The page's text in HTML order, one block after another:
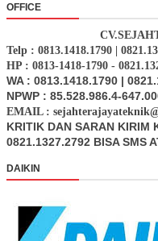
OFFICE
Telp : 0813.1418.1790 |
HP : 0813-1418-1790 -
WA : 0813.1418.1790 |
NPWP : 85.528.986.4-
EMAIL :
KRITIK DAN SARAN KIRIM
0821.1327.2792 BISA SMS
DAIKIN